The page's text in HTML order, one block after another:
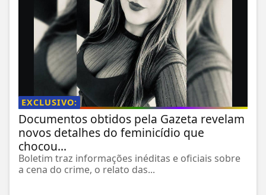
EXCLUSIVO:
Documentos obtidos pela Gazeta revelam
novos detalhes do feminicídio que
chocou...
Boletim traz informações inéditas e oficiais sobre
a cena do crime, o relato das...